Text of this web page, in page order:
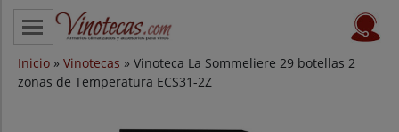
CATEGORÍAS
Inicio » Vinotecas » Vinoteca La Sommeliere 29 botellas 2
zonas de Temperatura ECS31-2Z